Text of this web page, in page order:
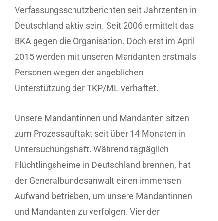
Verfassungsschutzberichten seit Jahrzenten in
Deutschland aktiv sein. Seit 2006 ermittelt das
BKA gegen die Organisation. Doch erst im April
2015 werden mit unseren Mandanten erstmals
Personen wegen der angeblichen
Unterstützung der TKP/ML verhaftet.
Unsere Mandantinnen und Mandanten sitzen
zum Prozessauftakt seit über 14 Monaten in
Untersuchungshaft. Während tagtäglich
Flüchtlingsheime in Deutschland brennen, hat
der Generalbundesanwalt einen immensen
Aufwand betrieben, um unsere Mandantinnen
und Mandanten zu verfolgen. Vier der